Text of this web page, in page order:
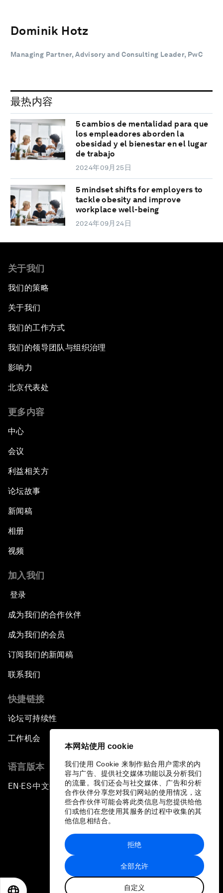
本网站使用 cookie
我们使用 Cookie 来制作贴合用户需求的内
容与广告、提供社交媒体功能以及分析我们
的流量。我们还会与社交媒体、广告和分析
合作伙伴分享您对我们网站的使用情况，这
些合作伙伴可能会将此类信息与您提供给他
们或他们在您使用其服务的过程中收集的其
他信息相结合。
全部允许
自定义
拒绝
Dominik Hotz
Managing Partner, Advisory and Consulting Leader, PwC
最热内容
5 cambios de mentalidad para que
los empleadores aborden la
obesidad y el bienestar en el lugar
de trabajo
2024年09月25日
5 mindset shifts for employers to
tackle obesity and improve
workplace well-being
2024年09月24日
关于我们
我们的策略
关于我们
我们的工作方式
我们的领导团队与组织治理
影响力
北京代表处
更多内容
中心
会议
利益相关方
论坛故事
新闻稿
相册
视频
加入我们
登录
成为我们的合作伙伴
成为我们的会员
订阅我们的新闻稿
联系我们
快捷链接
论坛可持续性
工作机会
语言版本
EN ▪ ES▪中文▪ 日本語
站点地图
世界经济论坛